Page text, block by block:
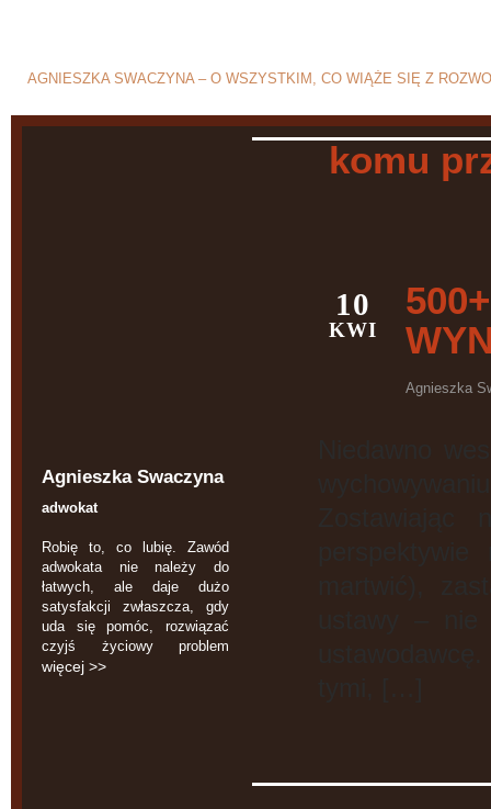
AGNIESZKA SWACZYNA – O WSZYSTKIM, CO WIĄŻE SIĘ Z
komu
10
KWI
Agnieszka
Agnieszka Swaczyna
adwokat
Robię to, co lubię. Zawód
adwokata nie należy do
łatwych, ale daje dużo
satysfakcji zwłaszcza, gdy
uda się pomóc, rozwiązać
czyjś życiowy problem
więcej >>